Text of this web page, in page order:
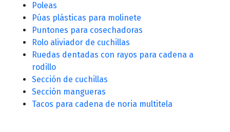
Poleas
Púas plásticas para molinete
Puntones para cosechadoras
Rolo aliviador de cuchillas
Ruedas dentadas con rayos para cadena a
rodillo
Sección de cuchillas
Sección mangueras
Tacos para cadena de noria multitela